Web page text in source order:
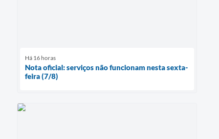
Há 16 horas
Nota oficial: serviços não funcionam nesta sexta-
feira (7/8)